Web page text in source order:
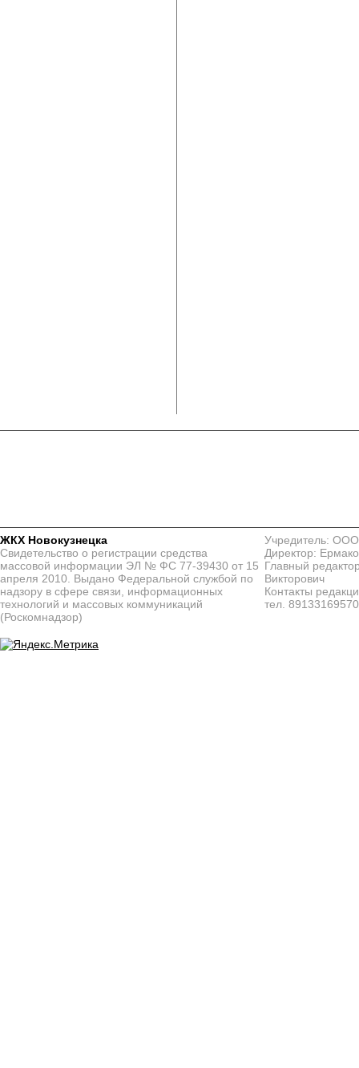
ЖКХ Новокузнецка
Свидетельство о регистрации средства
массовой информации ЭЛ № ФС 77-39430 от 15
апреля 2010. Выдано Федеральной службой по
надзору в сфере связи, информационных
технологий и массовых коммуникаций
(Роскомнадзор)
Учредитель:
Директор:
Главный
Викторович
Контакты
тел. 89133169570